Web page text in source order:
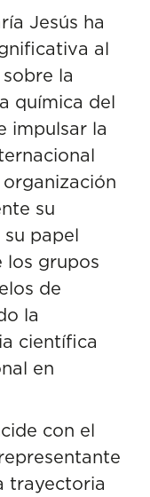
Jesús ha
al
la
química del
impulsar la
su
papel
los grupos
de
la
científica
en
con el
trayectoria